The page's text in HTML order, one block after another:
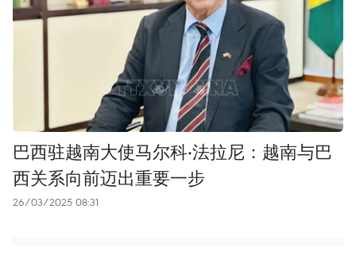
巴西驻越南大使马尔科·法拉尼：越南与巴
西关系向前迈出重要一步
26/03/2025 08:31